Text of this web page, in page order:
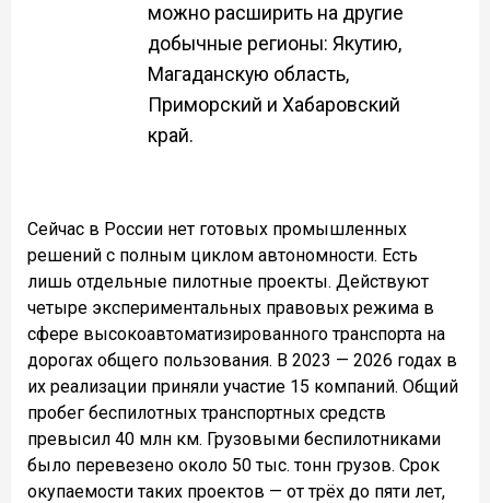
можно расширить на другие
добычные регионы: Якутию,
Магаданскую область,
Приморский и Хабаровский
край.
Сейчас в России нет готовых промышленных
решений с полным циклом автономности. Есть
лишь отдельные пилотные проекты. Действуют
четыре экспериментальных правовых режима в
сфере высокоавтоматизированного транспорта на
дорогах общего пользования. В 2023 — 2026 годах в
их реализации приняли участие 15 компаний. Общий
пробег беспилотных транспортных средств
превысил 40 млн км. Грузовыми беспилотниками
было перевезено около 50 тыс. тонн грузов. Срок
окупаемости таких проектов — от трёх до пяти лет,